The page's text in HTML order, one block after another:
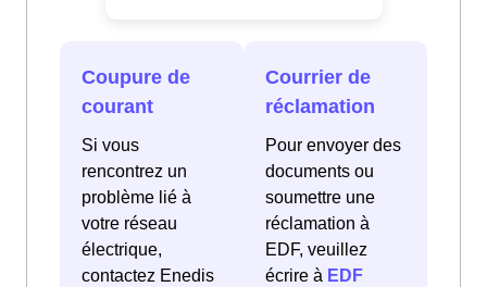
Coupure de
courant
Si vous
rencontrez un
problème lié à
votre réseau
électrique,
contactez Enedis
Courrier de
réclamation
Pour envoyer des
documents ou
soumettre une
réclamation à
EDF, veuillez
écrire à EDF